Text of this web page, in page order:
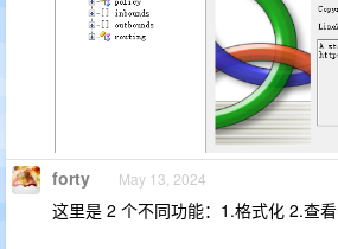
forty May 13, 2024
这里是 2 个不同功能：1.格式化 2.查看